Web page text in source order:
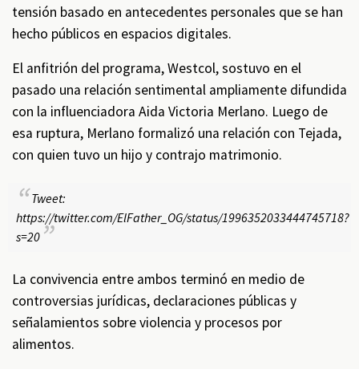
tensión basado en antecedentes personales que se han
hecho públicos en espacios digitales.
El anfitrión del programa, Westcol, sostuvo en el
pasado una relación sentimental ampliamente difundida
con la influenciadora Aida Victoria Merlano. Luego de
esa ruptura, Merlano formalizó una relación con Tejada,
con quien tuvo un hijo y contrajo matrimonio.
Tweet:
https://twitter.com/ElFather_OG/status/1996352033444745718?
s=20
La convivencia entre ambos terminó en medio de
controversias jurídicas, declaraciones públicas y
señalamientos sobre violencia y procesos por
alimentos.